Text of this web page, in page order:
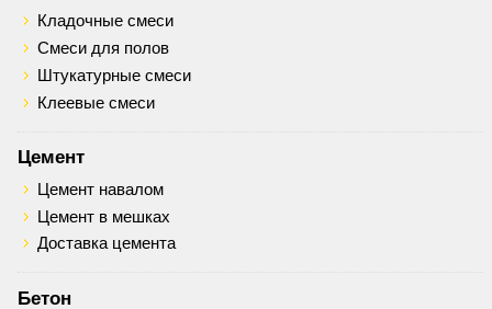
Кладочные смеси
Смеси для полов
Штукатурные смеси
Клеевые смеси
Цемент
Цемент навалом
Цемент в мешках
Доставка цемента
Бетон